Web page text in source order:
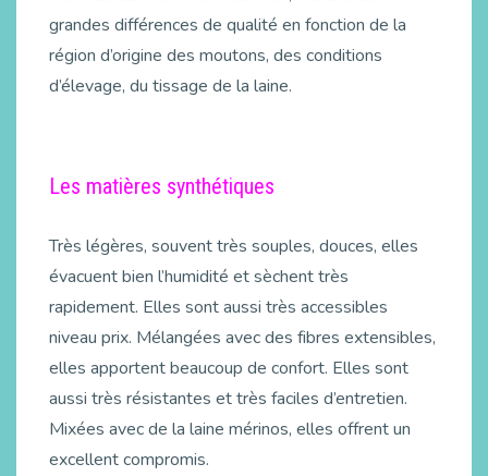
grandes différences de qualité en fonction de la
région d’origine des moutons, des conditions
d’élevage, du tissage de la laine.
Les matières synthétiques
Très légères, souvent très souples, douces, elles
évacuent bien l’humidité et sèchent très
rapidement. Elles sont aussi très accessibles
niveau prix. Mélangées avec des fibres extensibles,
elles apportent beaucoup de confort. Elles sont
aussi très résistantes et très faciles d’entretien.
Mixées avec de la laine mérinos, elles offrent un
excellent compromis.